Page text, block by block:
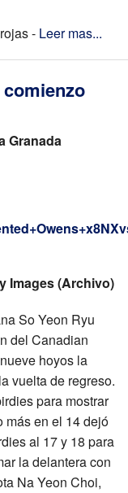
- Leer mas...
Granada
Images (Archivo)
So Yeon Ryu
del Canadian
hoyos la
vuelta de regreso.
para mostrar
más en el 14 dejó
al 17 y 18 para
la delantera con
Na Yeon Choi,